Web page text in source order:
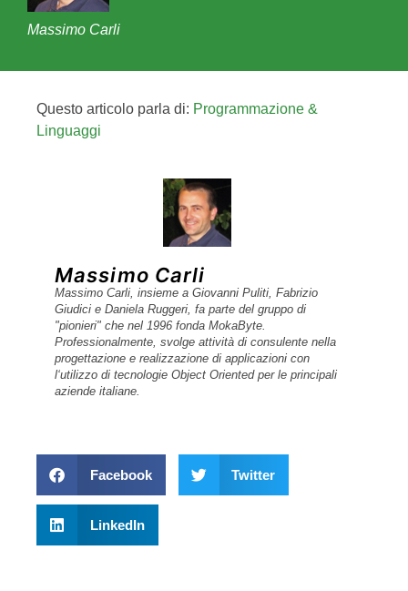
Massimo Carli
Questo articolo parla di: Programmazione &
Linguaggi
Massimo Carli
Massimo Carli, insieme a Giovanni Puliti, Fabrizio
Giudici e Daniela Ruggeri, fa parte del gruppo di
"pionieri" che nel 1996 fonda MokaByte.
Professionalmente, svolge attività di consulente nella
progettazione e realizzazione di applicazioni con
l‘utilizzo di tecnologie Object Oriented per le principali
aziende italiane.
Facebook Twitter
LinkedIn